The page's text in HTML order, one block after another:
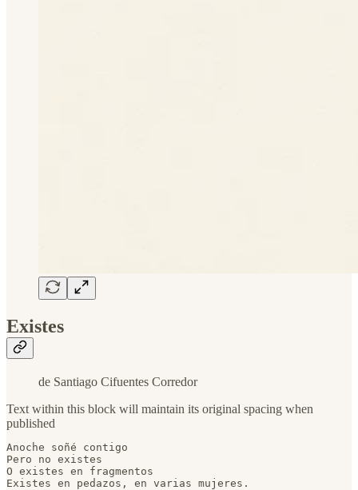
Existes
de Santiago Cifuentes Corredor
Text within this block will maintain its original spacing when
published
Anoche soñé contigo
Pero no existes
O existes en fragmentos
Existes en pedazos, en varias mujeres.